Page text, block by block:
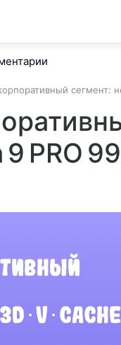
сегмент:
PRO